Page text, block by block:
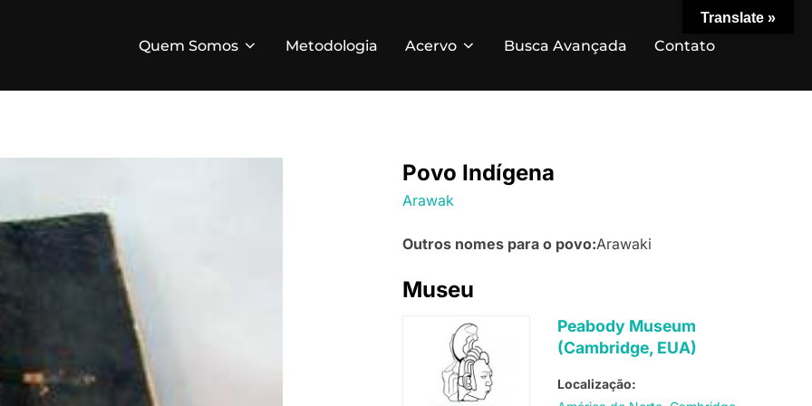
Quem Somos Metodologia Acervo Busca Avançada Contato
Povo Indígena
Arawak
Outros nomes para o povo:Arawaki
Museu
Peabody Museum
(Cambridge, EUA)
Localização:
Translate »